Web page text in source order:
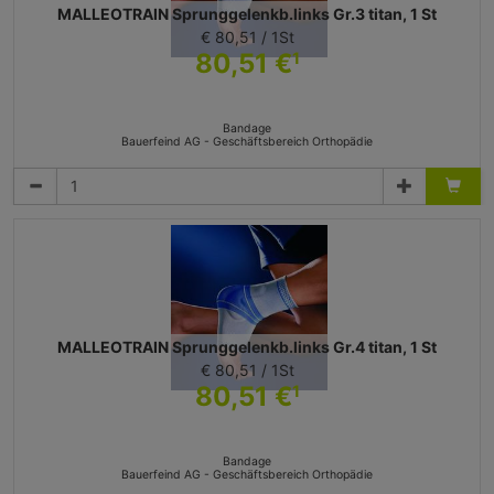
MALLEOTRAIN Sprunggelenkb.links Gr.3 titan, 1 St
€ 80,51 / 1St
80,51 €1
Bandage
Bauerfeind AG - Geschäftsbereich Orthopädie
MALLEOTRAIN Sprunggelenkb.links Gr.4 titan, 1 St
€ 80,51 / 1St
80,51 €1
Bandage
Bauerfeind AG - Geschäftsbereich Orthopädie